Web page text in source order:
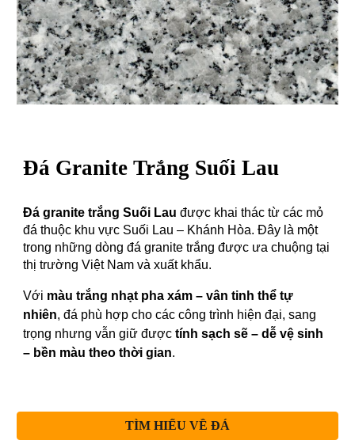
Đá Granite Trắng Suối Lau
Đá granite trắng Suối Lau được khai thác từ các mỏ
đá thuộc khu vực Suối Lau – Khánh Hòa. Đây là một
trong những dòng đá granite trắng được ưa chuộng tại
thị trường Việt Nam và xuất khẩu.
Với màu trắng nhạt pha xám – vân tinh thể tự
nhiên, đá phù hợp cho các công trình hiện đại, sang
trọng nhưng vẫn giữ đượctính sạch sẽ – dễ vệ sinh
– bền màu theo thời gian.
TÌM HIỂU VỀ ĐÁ